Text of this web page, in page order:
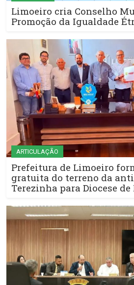
Limoeiro cria Conselho
Promoção da Igualdade
ARTICULAÇÃO
Prefeitura de Limoeiro
gratuita do terreno da
Terezinha para Diocese de